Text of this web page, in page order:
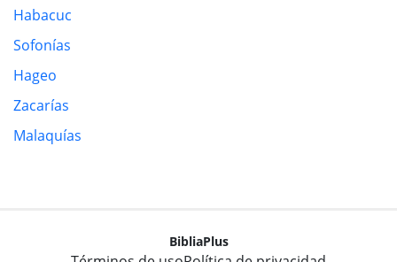
Habacuc
Sofonías
Hageo
Zacarías
Malaquías
BibliaPlus